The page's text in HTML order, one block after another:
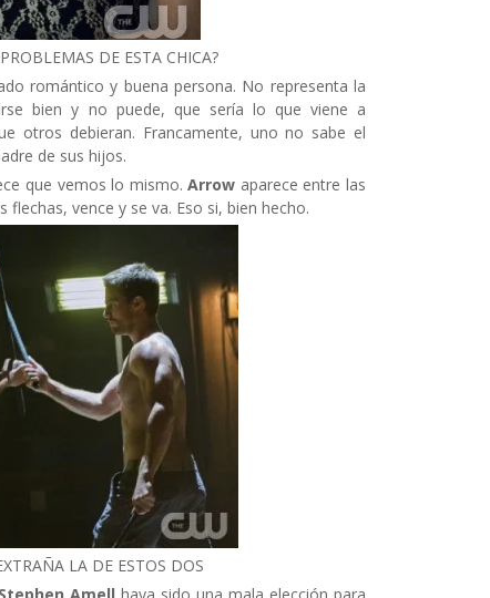
DE ESTA CHICA?
romántico y buena persona. No representa la
bien y no puede, que sería lo que viene a
otros debieran. Francamente, uno no sabe el
de sus hijos.
que vemos lo mismo.Arrow aparece entre las
vence y se va. Eso si, bien hecho.
LA DE ESTOS DOS